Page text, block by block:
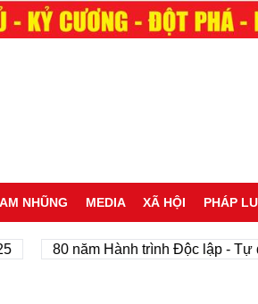
NHŨNG MEDIA XÃ HỘI PHÁP
80 năm Hành trình Độc lập - Tự do -